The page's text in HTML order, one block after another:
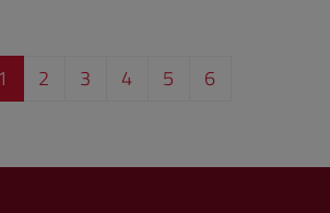
1 2 3 4 5 6